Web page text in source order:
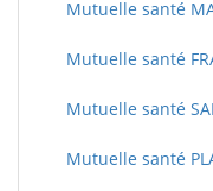
Mutuelle santé
Mutuelle santé
Mutuelle santé
Mutuelle santé